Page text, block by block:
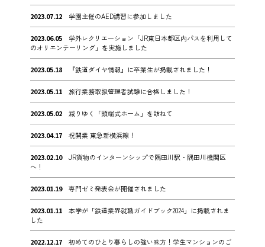
2023.07.12 学園主催のAED講習に参加しました
2023.06.05
学外レクリエーション「JR東日本都区内パスを利用して
のオリエンテーリング」を実施しました
2023.05.18 『鉄道ダイヤ情報』に卒業生が掲載されました！
2023.05.11 旅行業務取扱管理者試験に合格しました！
2023.05.02 減りゆく「頭端式ホーム」を訪ねて
2023.04.17 祝開業 東急新横浜線！
2023.02.10
JR貨物のインターンシップで隅田川駅・隅田川機関区
へ！
2023.01.19 専門ゼミ発表会が開催されました
2023.01.11
本学が「鉄道業界就職ガイドブック2024」に掲載されま
した
2022.12.17
初めてのひとり暮らしの強い味方！学生マンションのご